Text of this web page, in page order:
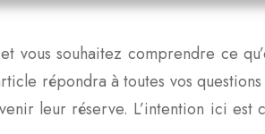
vous souhaitez comprendre ce
répondra à toutes vos
leur réserve. L’intention ici